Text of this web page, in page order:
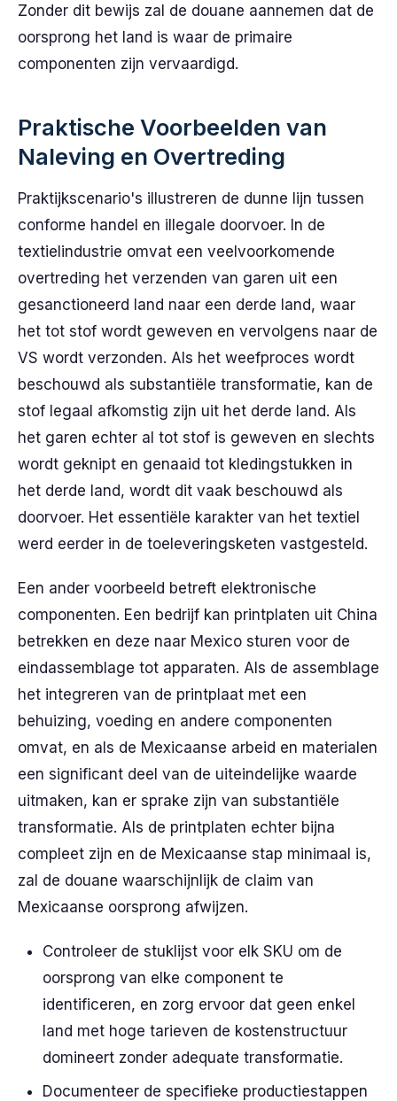
Zonder dit bewijs zal de douane aannemen dat de
oorsprong het land is waar de primaire
componenten zijn vervaardigd.
Praktische Voorbeelden van
Naleving en Overtreding
Praktijkscenario's illustreren de dunne lijn tussen
conforme handel en illegale doorvoer. In de
textielindustrie omvat een veelvoorkomende
overtreding het verzenden van garen uit een
gesanctioneerd land naar een derde land, waar
het tot stof wordt geweven en vervolgens naar de
VS wordt verzonden. Als het weefproces wordt
beschouwd als substantiële transformatie, kan de
stof legaal afkomstig zijn uit het derde land. Als
het garen echter al tot stof is geweven en slechts
wordt geknipt en genaaid tot kledingstukken in
het derde land, wordt dit vaak beschouwd als
doorvoer. Het essentiële karakter van het textiel
werd eerder in de toeleveringsketen vastgesteld.
Een ander voorbeeld betreft elektronische
componenten. Een bedrijf kan printplaten uit China
betrekken en deze naar Mexico sturen voor de
eindassemblage tot apparaten. Als de assemblage
het integreren van de printplaat met een
behuizing, voeding en andere componenten
omvat, en als de Mexicaanse arbeid en materialen
een significant deel van de uiteindelijke waarde
uitmaken, kan er sprake zijn van substantiële
transformatie. Als de printplaten echter bijna
compleet zijn en de Mexicaanse stap minimaal is,
zal de douane waarschijnlijk de claim van
Mexicaanse oorsprong afwijzen.
Controleer de stuklijst voor elk SKU om de
oorsprong van elke component te
identificeren, en zorg ervoor dat geen enkel
land met hoge tarieven de kostenstructuur
domineert zonder adequate transformatie.
Documenteer de specifieke productiestappen